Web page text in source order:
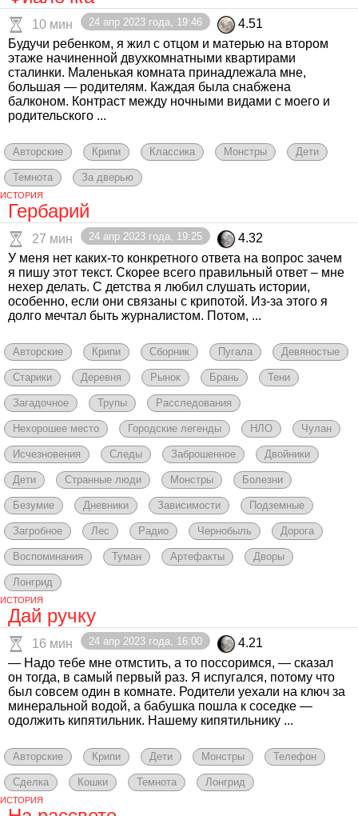
10 мин 24 апр 2023 года, 19:46
4.51
Будучи ребенком, я жил с отцом и матерью на втором
этаже начиненной двухкомнатными квартирами
сталинки. Маленькая комната принадлежала мне,
большая — родителям. Каждая была снабжена
балконом. Контраст между ночными видами с моего и
родительского ...
Авторские Крипи Классика Монстры Дети
Темнота За дверью
ИСТОРИЯ
Гербарий
27 мин 24 апр 2023 года, 19:25
4.32
У меня нет каких-то конкретного ответа на вопрос зачем
я пишу этот текст. Скорее всего правильный ответ – мне
нехер делать. С детства я любил слушать истории,
особенно, если они связаны с крипотой. Из-за этого я
долго мечтал быть журналистом. Потом, ...
Авторские Крипи Сборник Пугала Девяностые
Старики Деревня Рынок Брань Тени
Загадочное Трупы Расследования
Нехорошее место Городские легенды НЛО Чулан
Исчезновения Следы Заброшенное Двойники
Дети Странные люди Монстры Болезни
Безумие Дневники Зависимости Подземные
Загробное Лес Радио Чернобыль Дорога
Воспоминания Туман Артефакты Дворы
Лонгрид
ИСТОРИЯ
Дай ручку
16 мин 24 апр 2023 года, 16:00
4.21
— Надо тебе мне отмстить, а то поссоримся, — сказал
он тогда, в самый первый раз. Я испугался, потому что
был совсем один в комнате. Родители уехали на ключ за
минеральной водой, а бабушка пошла к соседке —
одолжить кипятильник. Нашему кипятильнику ...
Авторские Крипи Дети Монстры Телефон
Сделка Кошки Темнота Лонгрид
ИСТОРИЯ